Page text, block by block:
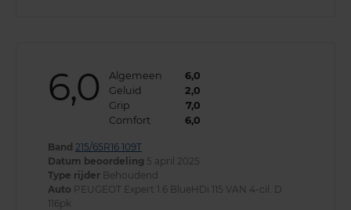
6,0 Algemeen
6,0
Geluid
2,0
Grip
7,0
Comfort
6,0
Band 215/65R16 109T
Datum beoordeling 5 april 2025
Type rijder Behoudend
Auto PEUGEOT Expert 1.6 BlueHDi 115 VAN 4-cil. D
116pk